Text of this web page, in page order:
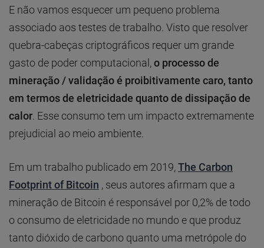
E não vamos esquecer um pequeno problema
associado aos testes de trabalho. Visto que resolver
quebra-cabeças criptográficos requer um grande
gasto de poder computacional,o processo de
mineração / validação é proibitivamente caro, tanto
em termos de eletricidade quanto de dissipação de
calor . Esse consumo tem um impacto extremamente
prejudicial ao meio ambiente.
Em um trabalho publicado em 2019,The Carbon
Footprint of Bitcoin , seus autores afirmam que a
mineração de Bitcoin é responsável por 0,2% de todo
o consumo de eletricidade no mundo e que produz
tanto dióxido de carbono quanto uma metrópole do